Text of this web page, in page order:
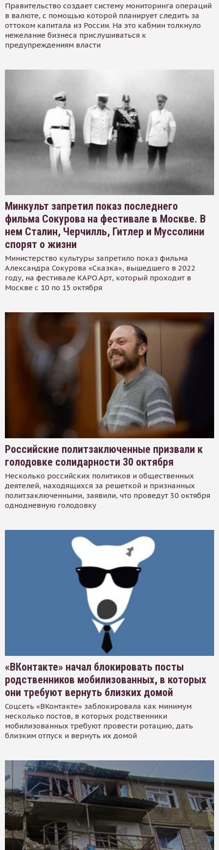
Правительство создает систему мониторинга операций
в валюте, с помощью которой планирует следить за
оттоком капитала из России. На это кабмин толкнуло
нежелание бизнеса прислушиваться к
предупреждениям власти
Минкульт запретил показ последнего
фильма Сокурова на фестивале в Москве. В
нем Сталин, Черчилль, Гитлер и Муссолини
спорят о жизни
Министерство культуры запретило показ фильма
Александра Сокурова «Сказка», вышедшего в 2022
году, на фестивале КАРО.Арт, который проходит в
Москве с 10 по 15 октября
Российские политзаключенные призвали к
голодовке солидарности 30 октября
Несколько российских политиков и общественных
деятелей, находящихся за решеткой и признанных
политзаключенными, заявили, что проведут 30 октября
однодневную голодовку
«ВКонтакте» начал блокировать посты
родственников мобилизованных, в которых
они требуют вернуть близких домой
Соцсеть «ВКонтакте» заблокировала как минимум
несколько постов, в которых родственники
мобилизованных требуют провести ротацию, дать
близким отпуск и вернуть их домой